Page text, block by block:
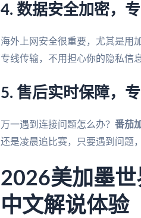
4. 数据安全加密，
海外上网安全很重要，尤其是用
专线传输，不用担心你的隐私信
5. 售后实时保障，
万一遇到连接问题怎么办？ 番茄
还是凌晨追比赛，只要遇到问题
2026美加墨
中文解说体验